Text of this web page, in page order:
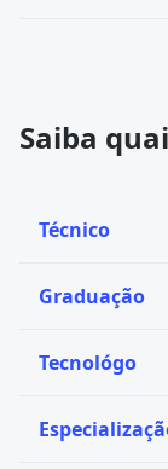
Saiba
Técnico
Graduação
Tecnológo